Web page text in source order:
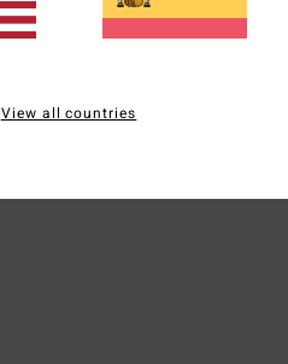
View all countries